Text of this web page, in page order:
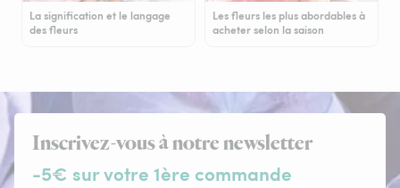
La signification et le langage
des fleurs
Les fleurs les plus abordables à
acheter selon la saison
Inscrivez-vous à notre newsletter
-5€ sur votre 1ère commande